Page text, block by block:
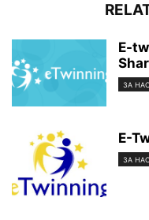
E-
ЗА НАС
E-
ЗА НАС